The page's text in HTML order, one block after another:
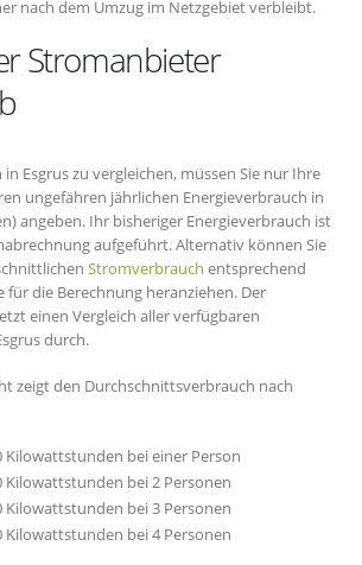
nach dem Umzug im Netzgebiet verbleibt.
Stromanbieter
Esgrus zu vergleichen, müssen Sie nur Ihre
ungefähren jährlichen Energieverbrauch in
angeben. Ihr bisheriger Energieverbrauch ist
aufgeführt. Alternativ können Sie
Stromverbrauch entsprechend
für die Berechnung heranziehen. Der
einen Vergleich aller verfügbaren
durch.
zeigt den Durchschnittsverbrauch nach
Kilowattstunden bei einer Person
Kilowattstunden bei 2 Personen
Kilowattstunden bei 3 Personen
Kilowattstunden bei 4 Personen